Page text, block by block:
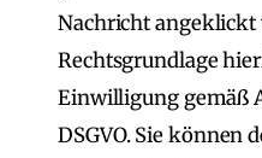
Nachricht angeklickt
Rechtsgrundlage
Einwilligung gemäß
DSGVO. Sie können